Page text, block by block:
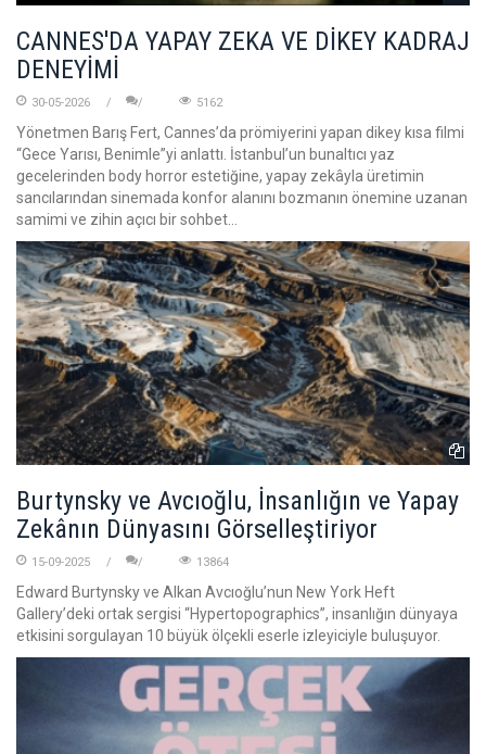
CANNES'DA YAPAY ZEKA VE DİKEY KADRAJ
DENEYİMİ
30-05-2026 5162
Yönetmen Barış Fert, Cannes’da prömiyerini yapan dikey kısa filmi
“Gece Yarısı, Benimle”yi anlattı. İstanbul’un bunaltıcı yaz
gecelerinden body horror estetiğine, yapay zekâyla üretimin
sancılarından sinemada konfor alanını bozmanın önemine uzanan
samimi ve zihin açıcı bir sohbet…
Burtynsky ve Avcıoğlu, İnsanlığın ve Yapay
Zekânın Dünyasını Görselleştiriyor
15-09-2025 13864
Edward Burtynsky ve Alkan Avcıoğlu’nun New York Heft
Gallery’deki ortak sergisi “Hypertopographics”, insanlığın dünyaya
etkisini sorgulayan 10 büyük ölçekli eserle izleyiciyle buluşuyor.